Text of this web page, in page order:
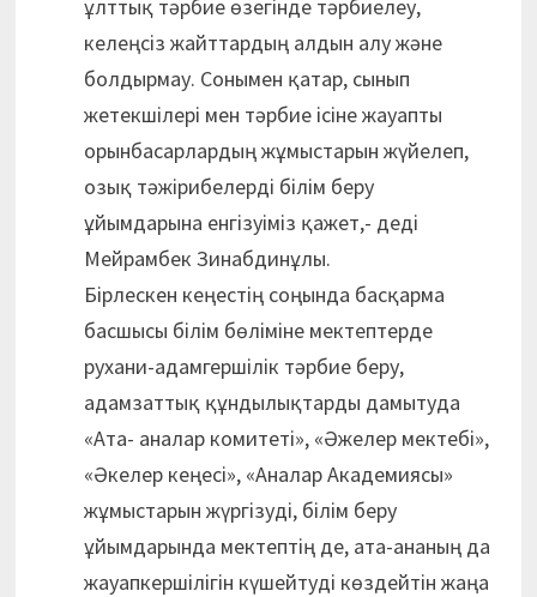
ұлттық тәрбие өзегінде тәрбиелеу,
келеңсіз жайттардың алдын алу және
болдырмау. Сонымен қатар, сынып
жетекшілері мен тәрбие ісіне жауапты
орынбасарлардың жұмыстарын жүйелеп,
озық тәжірибелерді білім беру
ұйымдарына енгізуіміз қажет,- деді
Мейрамбек Зинабдинұлы.
Бірлескен кеңестің соңында басқарма
басшысы білім бөліміне мектептерде
рухани-адамгершілік тәрбие беру,
адамзаттық құндылықтарды дамытуда
«Ата- аналар комитеті», «Әжелер мектебі»,
«Әкелер кеңесі», «Аналар Академиясы»
жұмыстарын жүргізуді, білім беру
ұйымдарында мектептің де, ата-ананың да
жауапкершілігін күшейтуді көздейтін жаңа